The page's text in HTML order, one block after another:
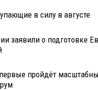
в силу в августе
заявили о подготовке
пройдёт